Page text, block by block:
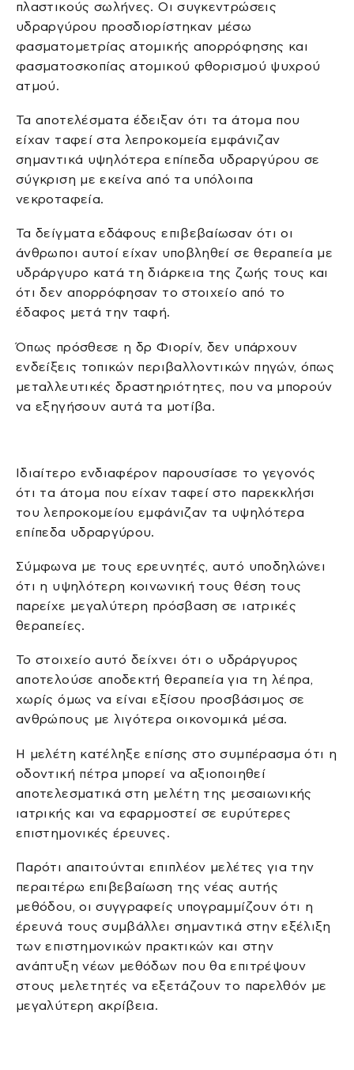
πλαστικούς σωλήνες. Οι συγκεντρώσεις
υδραργύρου προσδιορίστηκαν μέσω
φασματομετρίας ατομικής απορρόφησης και
φασματοσκοπίας ατομικού φθορισμού ψυχρού
ατμού.
Τα αποτελέσματα έδειξαν ότι τα άτομα που
είχαν ταφεί στα λεπροκομεία εμφάνιζαν
σημαντικά υψηλότερα επίπεδα υδραργύρου σε
σύγκριση με εκείνα από τα υπόλοιπα
νεκροταφεία.
Τα δείγματα εδάφους επιβεβαίωσαν ότι οι
άνθρωποι αυτοί είχαν υποβληθεί σε θεραπεία με
υδράργυρο κατά τη διάρκεια της ζωής τους και
ότι δεν απορρόφησαν το στοιχείο από το
έδαφος μετά την ταφή.
Όπως πρόσθεσε η δρ Φιορίν, δεν υπάρχουν
ενδείξεις τοπικών περιβαλλοντικών πηγών, όπως
μεταλλευτικές δραστηριότητες, που να μπορούν
να εξηγήσουν αυτά τα μοτίβα.
Ιδιαίτερο ενδιαφέρον παρουσίασε το γεγονός
ότι τα άτομα που είχαν ταφεί στο παρεκκλήσι
του λεπροκομείου εμφάνιζαν τα υψηλότερα
επίπεδα υδραργύρου.
Σύμφωνα με τους ερευνητές, αυτό υποδηλώνει
ότι η υψηλότερη κοινωνική τους θέση τους
παρείχε μεγαλύτερη πρόσβαση σε ιατρικές
θεραπείες.
Το στοιχείο αυτό δείχνει ότι ο υδράργυρος
αποτελούσε αποδεκτή θεραπεία για τη λέπρα,
χωρίς όμως να είναι εξίσου προσβάσιμος σε
ανθρώπους με λιγότερα οικονομικά μέσα.
Η μελέτη κατέληξε επίσης στο συμπέρασμα ότι η
οδοντική πέτρα μπορεί να αξιοποιηθεί
αποτελεσματικά στη μελέτη της μεσαιωνικής
ιατρικής και να εφαρμοστεί σε ευρύτερες
επιστημονικές έρευνες.
Παρότι απαιτούνται επιπλέον μελέτες για την
περαιτέρω επιβεβαίωση της νέας αυτής
μεθόδου, οι συγγραφείς υπογραμμίζουν ότι η
έρευνά τους συμβάλλει σημαντικά στην εξέλιξη
των επιστημονικών πρακτικών και στην
ανάπτυξη νέων μεθόδων που θα επιτρέψουν
στους μελετητές να εξετάζουν το παρελθόν με
μεγαλύτερη ακρίβεια.